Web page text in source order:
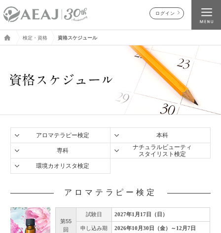
ログイン
検定・資格 資格スケジュール
アロマテラピー検定 本科
専科
ナチュラルビューティ
スタイリスト検定
環境カオリスタ検定
アロマテラピー検定
第55
回
試験日 2027年1月17日（日）
申し込み期
2026年10月30日（金）～12月7日